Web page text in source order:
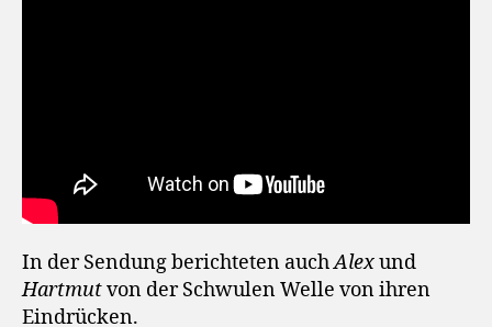
In der Sendung berichteten auchAlexund
Hartmutvon der Schwulen Welle von ihren
Eindrücken.